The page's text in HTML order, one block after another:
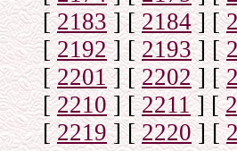
[2183] [2184] [
[2192] [2193] [
[2201] [2202] [
[2210] [2211] [
[2219] [2220] [